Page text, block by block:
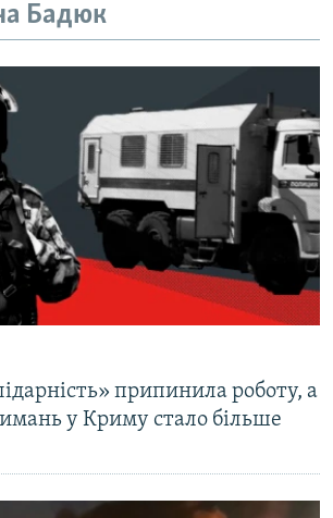
КРИМУ
Бадюк
припинила роботу, а
у Криму стало більше